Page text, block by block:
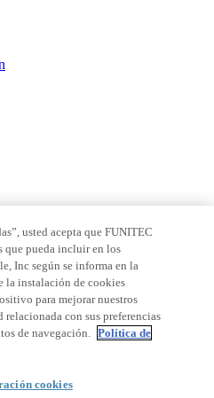
- URL |
usted acepta que FUNITEC
que pueda incluir en los
Inc según se informa en la
la instalación de cookies
para mejorar nuestros
con sus preferencias
de navegación. Política de
cookies